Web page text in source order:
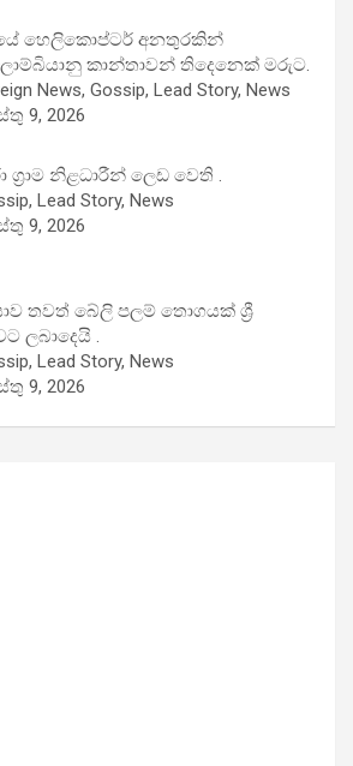
හෙලිකොප්ටර් අනතුරකින්
කාන්තාවන් තිදෙනෙක් මරුට.
News, Gossip, Lead Story, News
9, 2026
ග්‍රාම නිළධාරීන් ලෙඩ වෙති .
Lead Story, News
9, 2026
තවත් බේලි පලම් තොගයක් ශ්‍රී
ලබාදෙයි .
Lead Story, News
9, 2026